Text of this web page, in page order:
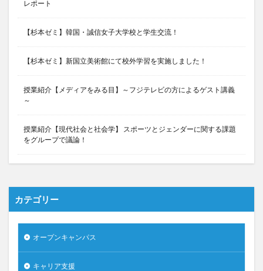
レポート
【杉本ゼミ】韓国・誠信女子大学校と学生交流！
【杉本ゼミ】新国立美術館にて校外学習を実施しました！
授業紹介【メディアをみる目】～フジテレビの方によるゲスト講義
～
授業紹介【現代社会と社会学】 スポーツとジェンダーに関する課題
をグループで議論！
カテゴリー
オープンキャンパス
キャリア支援